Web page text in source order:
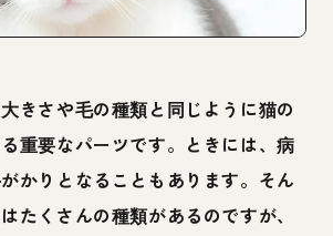
きさや毛の種類と同じように猫の
重要なパーツです。ときには、病
かりとなることもあります。そん
たくさんの種類があるのですが、